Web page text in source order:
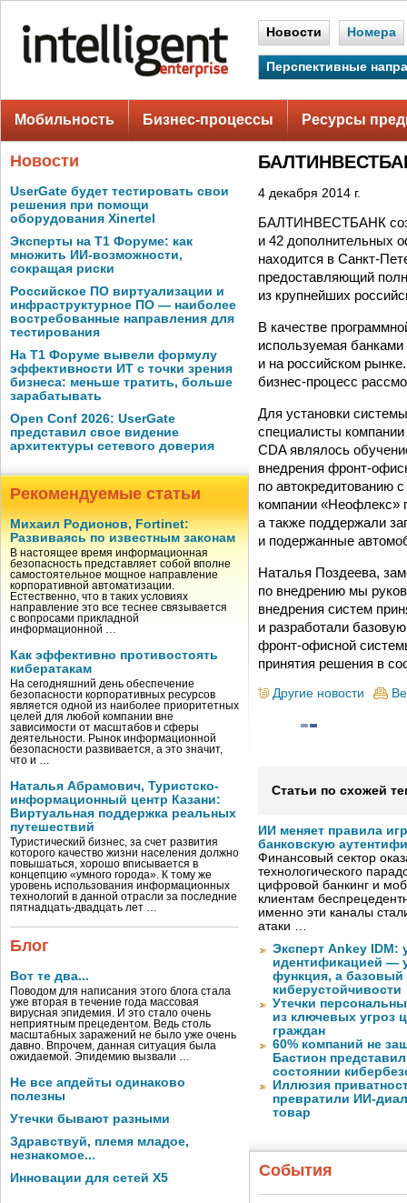
Новости Номера
Перспективные
Мобильность Бизнес-процессы Ресурсы
Новости
UserGate будет тестировать свои
решения при помощи
оборудования Xinertel
Эксперты на Т1 Форуме: как
множить ИИ-возможности,
сокращая риски
Российское ПО виртуализации и
инфраструктурное ПО — наиболее
востребованные направления для
тестирования
На Т1 Форуме вывели формулу
эффективности ИТ с точки зрения
бизнеса: меньше тратить, больше
зарабатывать
Open Conf 2026: UserGate
представил свое видение
архитектуры сетевого доверия
Рекомендуемые статьи
Михаил Родионов, Fortinet:
Развиваясь по известным законам
В настоящее время информационная
безопасность представляет собой вполне
самостоятельное мощное направление
корпоративной автоматизации.
Естественно, что в таких условиях
направление это все теснее связывается
с вопросами прикладной
информационной …
Как эффективно противостоять
кибератакам
На сегодняшний день обеспечение
безопасности корпоративных ресурсов
является одной из наиболее приоритетных
целей для любой компании вне
зависимости от масштабов и сферы
деятельности. Рынок информационной
безопасности развивается, а это значит,
что и …
Наталья Абрамович, Туристско-
информационный центр Казани:
Виртуальная поддержка реальных
путешествий
Туристический бизнес, за счет развития
которого качество жизни населения должно
повышаться, хорошо вписывается в
концепцию «умного города». К тому же
уровень использования информационных
технологий в данной отрасли за последние
пятнадцать-двадцать лет …
Блог
Вот те два...
Поводом для написания этого блога стала
уже вторая в течение года массовая
вирусная эпидемия. И это стало очень
неприятным прецедентом. Ведь столь
масштабных заражений не было уже очень
давно. Впрочем, данная ситуация была
ожидаемой. Эпидемию вызвали …
Не все апдейты одинаково
полезны
Утечки бывают разными
Здравствуй, племя младое,
незнакомое...
Инновации для сетей X5
4 декабря 2014 г.
БАЛТИНВЕСТБАНК
и 42 дополнительных
находится в Санкт-
предоставляющий
из крупнейших
В качестве
используемая
и на российском
бизнес-процесс
Для установки
специалисты
CDA являлось
внедрения фронт-
по автокредитованию
компании «Неофлекс»
а также поддержали
и подержанные
Наталья Поздеева,
по внедрению мы
внедрения систем
и разработали
фронт-офисной
принятия решения в
Другие новости
Статьи по схожей
ИИ меняет правила
банковскую
Финансовый сектор
технологического
цифровой банкинг и
клиентам
именно эти каналы
атаки …
Эксперт Ankey IDM:
идентификацией —
функция, а базовый
киберустойчивости
Утечки
из ключевых угроз
граждан
60% компаний не
Бастион
состоянии
Иллюзия
превратили ИИ-
товар
События